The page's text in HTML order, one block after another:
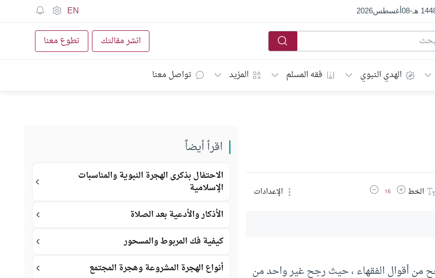
هـ -
08أغسطس2026
EN
انشر مقالتك تطوع معنا
الهدي النبوي فقه المسلم المزيد تواصل معنا
الخطزيادة حجم الخط
16 تقليل حجم الخط الإعدادات
من أقوال الفقهاء ، حيث رجح غير واحد من
اقرأ أيضاً
الاحتفال بذكرى الهجرة النبوية والمناسبات
الإسلامية
الأذكار والأدعية بعد الصلاة
كيفية فك المربوط والمسحور
أنواع الهجرة المشروعة وهجرة المجتمع